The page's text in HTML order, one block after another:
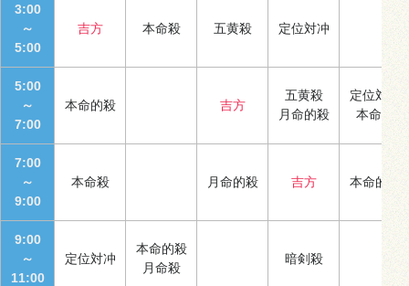
3:00
～
5:00
吉方 本命殺 五黄殺 定位対冲
5:00
～
7:00
本命的殺 吉方
五黄殺
月命的殺
定位対冲
本命殺
7:00
～
9:00
本命殺 月命的殺 吉方 本命的殺
9:00
～
11:00
定位対冲
本命的殺
月命殺
暗剣殺